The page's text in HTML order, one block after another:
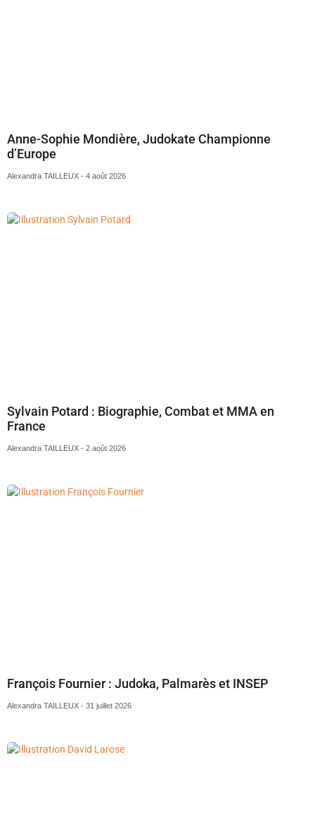
Anne-Sophie Mondière, Judokate Championne
d’Europe
Alexandra TAILLEUX 4 août 2026
Sylvain Potard : Biographie, Combat et MMA en
France
Alexandra TAILLEUX 2 août 2026
François Fournier : Judoka, Palmarès et INSEP
Alexandra TAILLEUX 31 juillet 2026